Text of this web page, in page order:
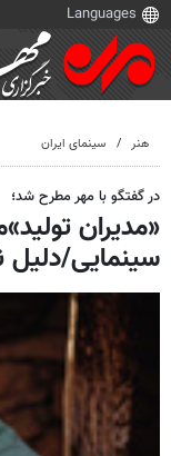
هنر سینمای ایران
در گفتگو با مهر مطرح شد؛
«مدیران
سینمایی/دلیل